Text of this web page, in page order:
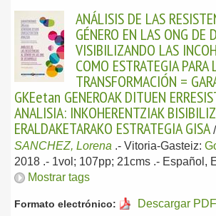
ANÁLISIS DE LAS
GÉNERO EN LAS ONG DE
VISIBILIZANDO LAS
COMO ESTRATEGIA PARA
TRANSFORMACIÓN =
GKEetan GENEROAK DITUEN
ANALISIA: INKOHERENTZIAK
ERALDAKETARAKO ESTRATEGIA GISA/
SANCHEZ, Lorena .- Vitoria-Gasteiz:
2018 .- 1vol; 107pp; 21cms .- Español,
Mostrar tags
Formato electrónico: Descargar PDF